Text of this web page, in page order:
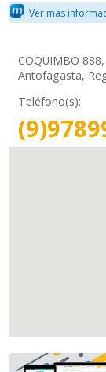
Ver mas
COQUIMBO
Antofagasta,
Teléfono(s):